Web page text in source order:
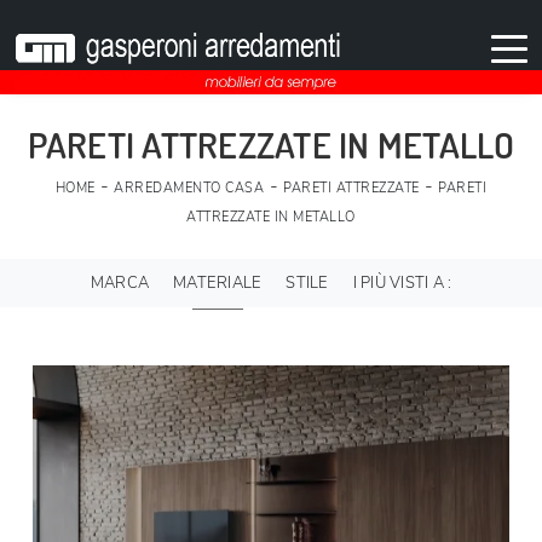
PARETI ATTREZZATE IN METALLO
HOME -ARREDAMENTO CASA - PARETI ATTREZZATE - PARETI
ATTREZZATE IN METALLO
MARCA MATERIALE STILE I PIÙ VISTI A :